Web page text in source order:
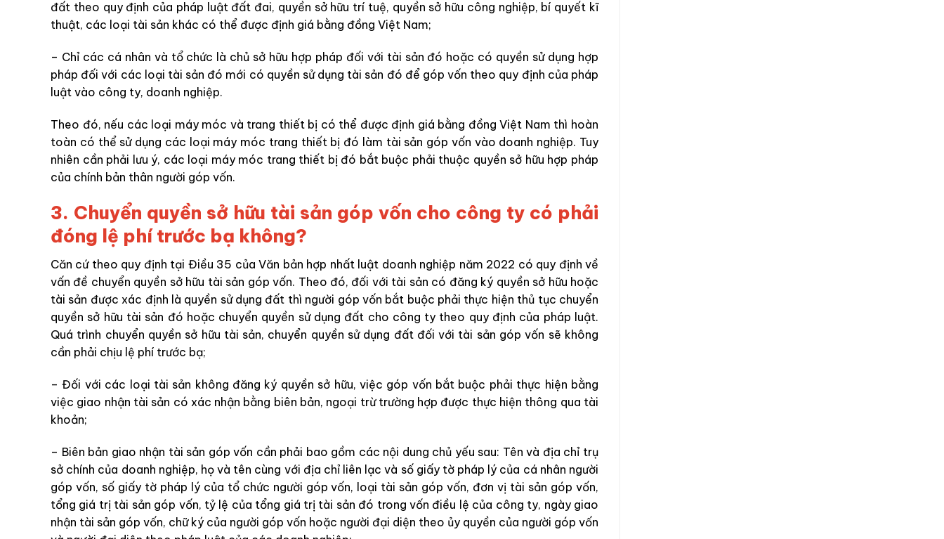
đất theo quy định của pháp luật đất đai, quyền sở hữu trí tuệ, quyền sở hữu công nghiệp, bí quyết kĩ
thuật, các loại tài sản khác có thể được định giá bằng đồng Việt Nam;
– Chỉ các cá nhân và tổ chức là chủ sở hữu hợp pháp đối với tài sản đó hoặc có quyền sử dụng hợp
pháp đối với các loại tài sản đó mới có quyền sử dụng tài sản đó để góp vốn theo quy định của pháp
luật vào công ty, doanh nghiệp.
Theo đó, nếu các loại máy móc và trang thiết bị có thể được định giá bằng đồng Việt Nam thì hoàn
toàn có thể sử dụng các loại máy móc trang thiết bị đó làm tài sản góp vốn vào doanh nghiệp. Tuy
nhiên cần phải lưu ý, các loại máy móc trang thiết bị đó bắt buộc phải thuộc quyền sở hữu hợp pháp
của chính bản thân người góp vốn.
3. Chuyển quyền sở hữu tài sản góp vốn cho công ty có phải
đóng lệ phí trước bạ không?
Căn cứ theo quy định tại Điều 35 của Văn bản hợp nhất luật doanh nghiệp năm 2022 có quy định về
vấn đề chuyển quyền sở hữu tài sản góp vốn. Theo đó, đối với tài sản có đăng ký quyền sở hữu hoặc
tài sản được xác định là quyền sử dụng đất thì người góp vốn bắt buộc phải thực hiện thủ tục chuyển
quyền sở hữu tài sản đó hoặc chuyển quyền sử dụng đất cho công ty theo quy định của pháp luật.
Quá trình chuyển quyền sở hữu tài sản, chuyển quyền sử dụng đất đối với tài sản góp vốn sẽ không
cần phải chịu lệ phí trước bạ;
– Đối với các loại tài sản không đăng ký quyền sở hữu, việc góp vốn bắt buộc phải thực hiện bằng
việc giao nhận tài sản có xác nhận bằng biên bản, ngoại trừ trường hợp được thực hiện thông qua tài
khoản;
– Biên bản giao nhận tài sản góp vốn cần phải bao gồm các nội dung chủ yếu sau: Tên và địa chỉ trụ
sở chính của doanh nghiệp, họ và tên cùng với địa chỉ liên lạc và số giấy tờ pháp lý của cá nhân người
góp vốn, số giấy tờ pháp lý của tổ chức người góp vốn, loại tài sản góp vốn, đơn vị tài sản góp vốn,
tổng giá trị tài sản góp vốn, tỷ lệ của tổng giá trị tài sản đó trong vốn điều lệ của công ty, ngày giao
nhận tài sản góp vốn, chữ ký của người góp vốn hoặc người đại diện theo ủy quyền của người góp vốn